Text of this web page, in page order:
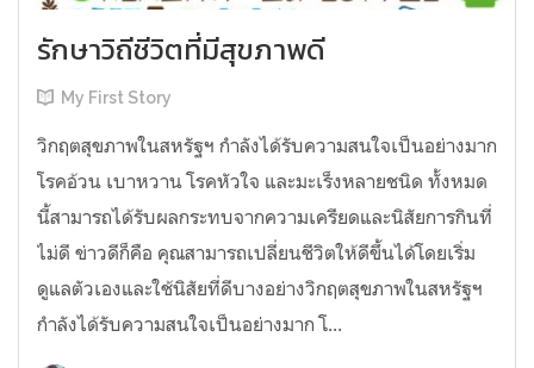
รักษาวิถีชีวิตที่มีสุขภาพดี
My First Story
วิกฤตสุขภาพในสหรัฐฯ กำลังได้รับความสนใจเป็นอย่างมาก
โรคอ้วน เบาหวาน โรคหัวใจ และมะเร็งหลายชนิด ทั้งหมด
นี้สามารถได้รับผลกระทบจากความเครียดและนิสัยการกินที่
ไม่ดี ข่าวดีก็คือ คุณสามารถเปลี่ยนชีวิตให้ดีขึ้นได้โดยเริ่ม
ดูแลตัวเองและใช้นิสัยที่ดีบางอย่างวิกฤตสุขภาพในสหรัฐฯ
กำลังได้รับความสนใจเป็นอย่างมาก โ...